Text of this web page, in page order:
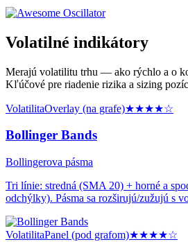
Volatilné indikátory
Merajú volatilitu trhu — ako rýchlo a o
Kľúčové pre riadenie rizika a sizing
VolatilitaOverlay (na grafe)★★★★☆
Bollinger Bands
Bollingerova pásma
Tri línie: stredná (SMA 20) + horné a
odchýlky). Pásma sa rozširujú/zužujú s
VolatilitaPanel (pod grafom)★★★★☆